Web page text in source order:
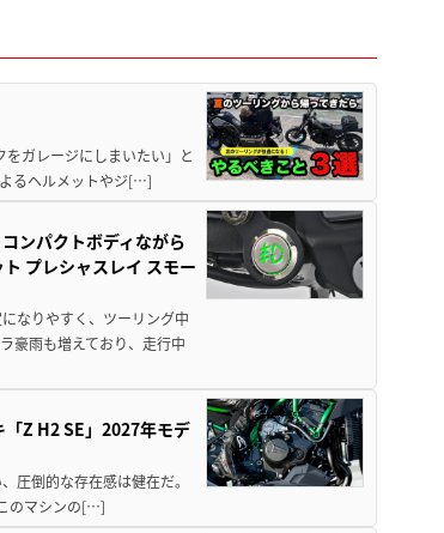
ガレージにしまいたい」と
るヘルメットやジ[…]
ンパクトボディながら
プレシャスレイ スモー
なりやすく、ツーリング中
豪雨も増えており、走行中
Z H2 SE」2027年モデ
圧倒的な存在感は健在だ。
のマシンの[…]